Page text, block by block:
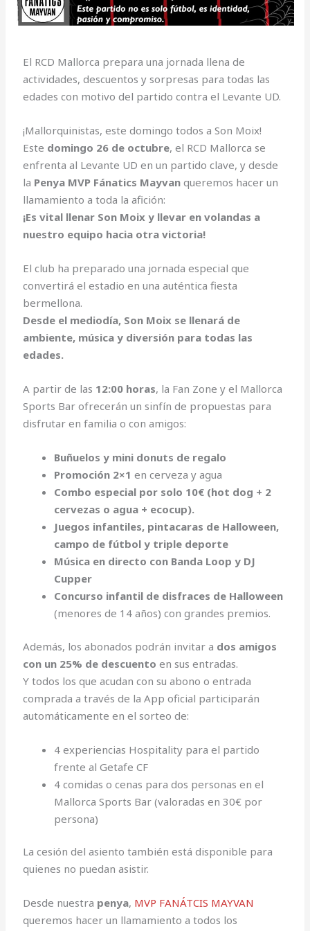
El RCD Mallorca prepara una jornada llena de
actividades, descuentos y sorpresas para todas las
edades con motivo del partido contra el Levante UD.
¡Mallorquinistas, este domingo todos a Son Moix!
Este domingo 26 de octubre, el RCD Mallorca se
enfrenta al Levante UD en un partido clave, y desde
la Penya MVP Fánatics Mayvan queremos hacer un
llamamiento a toda la afición:
¡Es vital llenar Son Moix y llevar en volandas a
nuestro equipo hacia otra victoria!
El club ha preparado una jornada especial que
convertirá el estadio en una auténtica fiesta
bermellona.
Desde el mediodía, Son Moix se llenará de
ambiente, música y diversión para todas las
edades.
A partir de las 12:00 horas, la Fan Zone y el Mallorca
Sports Bar ofrecerán un sinfín de propuestas para
disfrutar en familia o con amigos:
Buñuelos y mini donuts de regalo
Promoción 2×1en cerveza y agua
Combo especial por solo 10€ (hot dog + 2
cervezas o agua + ecocup).
Juegos infantiles, pintacaras de Halloween,
campo de fútbol y triple deporte
Música en directo con Banda Loop y DJ
Cupper
Concurso infantil de disfraces de Halloween
(menores de 14 años) con grandes premios.
Además, los abonados podrán invitar a dos amigos
con un 25% de descuento en sus entradas.
Y todos los que acudan con su abono o entrada
comprada a través de la App oficial participarán
automáticamente en el sorteo de:
4 experiencias Hospitality para el partido
frente al Getafe CF
4 comidas o cenas para dos personas en el
Mallorca Sports Bar (valoradas en 30€ por
persona)
La cesión del asiento también está disponible para
quienes no puedan asistir.
Desde nuestra penya, MVP FANÁTCIS MAYVAN
queremos hacer un llamamiento a todos los